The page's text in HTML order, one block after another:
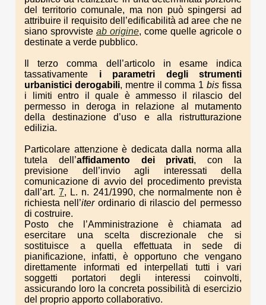
del territorio comunale, ma non può spingersi ad
attribuire il requisito dell’edificabilità ad aree che ne
siano sprovviste ab origine, come quelle agricole o
destinate a verde pubblico.
Il terzo comma dell’articolo in esame indica
tassativamente i parametri degli strumenti
urbanistici derogabili, mentre il comma 1bisfissa
i limiti entro il quale è ammesso il rilascio del
permesso in deroga in relazione al mutamento
della destinazione d’uso e alla ristrutturazione
edilizia.
Particolare attenzione è dedicata dalla norma alla
tutela dell’affidamento dei privati, con la
previsione dell’invio agli interessati della
comunicazione di avvio del procedimento prevista
dall’art.7, L. n. 241/1990, che normalmente non è
richiesta nell’iterordinario di rilascio del permesso
di costruire.
Posto che l’Amministrazione è chiamata ad
esercitare una scelta discrezionale che si
sostituisce a quella effettuata in sede di
pianificazione, infatti, è opportuno che vengano
direttamente informati ed interpellati tutti i vari
soggetti portatori degli interessi coinvolti,
assicurando loro la concreta possibilità di esercizio
del proprio apporto collaborativo.